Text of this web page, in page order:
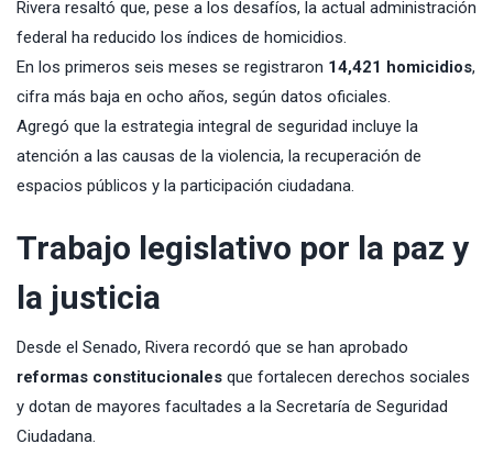
Rivera resaltó que, pese a los desafíos, la actual administración
federal ha reducido los índices de homicidios.
En los primeros seis meses se registraron 14,421 homicidios,
cifra más baja en ocho años, según datos oficiales.
Agregó que la estrategia integral de seguridad incluye la
atención a las causas de la violencia, la recuperación de
espacios públicos y la participación ciudadana.
Trabajo legislativo por la paz y
la justicia
Desde el Senado, Rivera recordó que se han aprobado
reformas constitucionales que fortalecen derechos sociales
y dotan de mayores facultades a la Secretaría de Seguridad
Ciudadana.